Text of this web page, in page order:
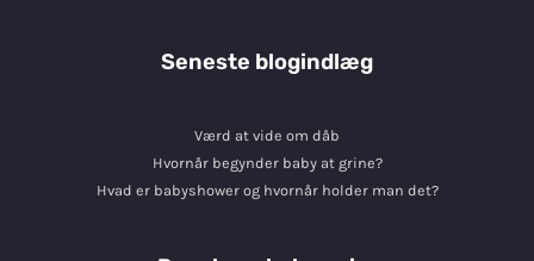
Seneste blogindlæg
Værd at vide om dåb
Hvornår begynder baby at grine?
Hvad er babyshower og hvornår holder man det?